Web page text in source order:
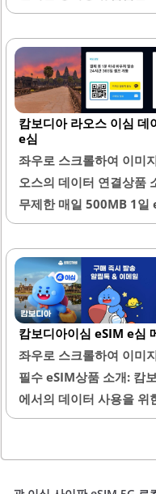
입니다. 이 유심은 하루
제한 데이터 옵션이 있어
이 가능합니다. 유심을
면 자동으로 인터넷 설정
다.특히, 비엔티안과 방비
한 데이터 사용이 가능하
칩은 분실 위험을 줄이기
어 안전하게 보관할 수
게 이루어져 문의사항에
용 중 궁금한 점이 생겨
캄보디아 라오스 이심
e심
좌우로 스크롤하여 이미
오스의 데이터 연결상품
무제한 매일 500MB 1일
사용을 제공합니다. 이
자가 빠르게 인터넷에 접
보디아와 라오스의 다양
를 제공하여 여행 중 불편
는 데이터량과 사용 기간
게 유연하게 이용할 수 있
로 현지 데이터 사용이
리하게 사용할 수 있습니
며, 여러 일수와 데이터
원합니다.또한, 아이폰
캄보디아이심 eSIM e심
좌우로 스크롤하여 이미
필수 eSIM상품 소개: 캄
에서의 데이터 사용을 위
30일 동안 1GB의 종량
에 도착하자마자 바로 개
필요가 없어 편리합니다.